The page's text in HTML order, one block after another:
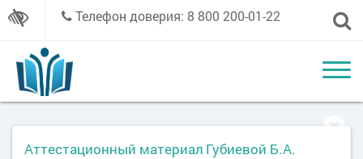
Телефон доверия: 8 800 200-01-22
Аттестационный материал Губиевой Б.А.